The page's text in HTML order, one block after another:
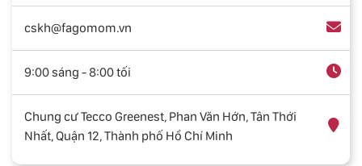
cskh@fagomom.vn
9:00 sáng - 8:00 tối
Chung cư Tecco Greenest, Phan Văn Hớn, Tân Thới
Nhất, Quận 12, Thành phố Hồ Chí Minh